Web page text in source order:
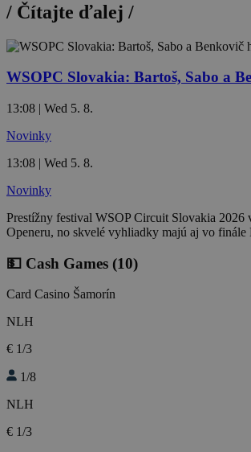
/ Čítajte ďalej /
WSOPC Slovakia: Bartoš, Sabo a
13:08 | Wed 5. 8.
Novinky
13:08 | Wed 5. 8.
Novinky
Prestížny festival WSOP Circuit Slovakia 2026
Openeru, no skvelé vyhliadky majú aj vo
💵 Cash Games (10)
Card Casino Šamorín
NLH
€ 1/3
1/8
NLH
€ 1/3